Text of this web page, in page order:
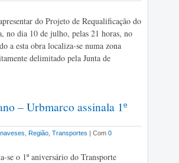
do Projeto de Requalificação do
no dia 10 de julho, pelas 21 horas, no
a esta obra localiza-se numa zona
delimitado pela Junta de
– Urbmarco assinala 1º
Região Transportes | Com 0
o 1º aniversário do Transporte